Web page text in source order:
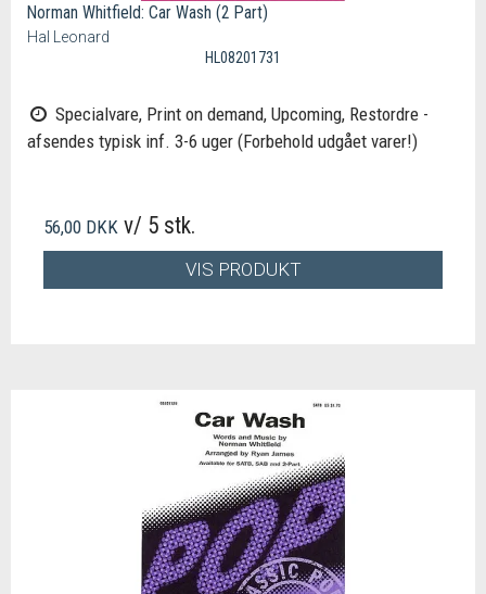
Norman Whitfield: Car Wash (2 Part)
Hal Leonard
HL08201731
Specialvare, Print on demand, Upcoming, Restordre -
afsendes typisk inf. 3-6 uger (Forbehold udgået varer!)
56,00 DKK v/ 5 stk.
VIS PRODUKT